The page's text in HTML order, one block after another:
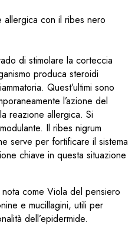
con il ribes nero
di stimolare la corteccia
produca steroidi
Quest’ultimi sono
l’azione del
reazione allergica. Si
Il ribes nigrum
serve per fortificare il sistema
chiave in questa situazione
come Viola del pensiero
e mucillagini, utili per
dell’epidermide.